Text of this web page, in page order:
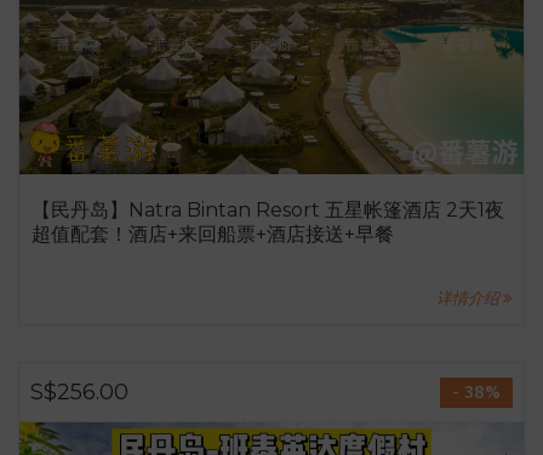
【民丹岛】Natra Bintan Resort 五星帐篷酒店 2天1夜
超值配套！酒店+来回船票+酒店接送+早餐
详情介绍
S$256.00 - 38%